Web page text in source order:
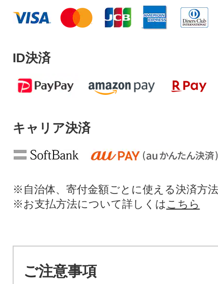
ID決済
キャリア決済
※自治体、寄付金額ごとに使える決済方
※お支払方法について詳しくは こちら
ご注意事項